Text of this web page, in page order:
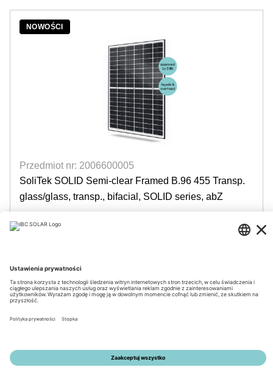
NOWOŚCI
Przedmiot nr: 2006600005
SoliTek SOLID Semi-clear Framed B.96 455 Transp.
glass/glass, transp., bifacial, SOLID series, abZ
© 2026 by IBC SOLAR AG